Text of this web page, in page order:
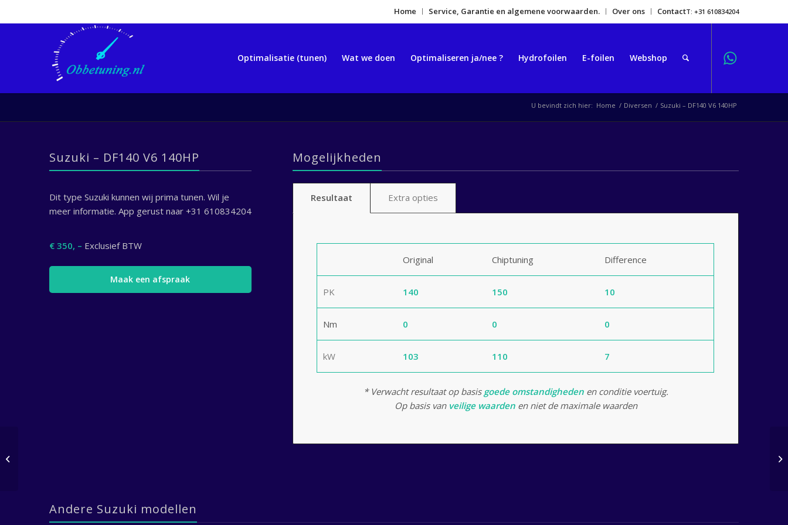
Home Service, Garantie en algemene voorwaarden. Over ons ContactT: +31 610834204
Optimalisatie (tunen) Wat we doen Optimaliseren ja/nee ? Hydrofoilen E-foilen Webshop
U bevindt zich hier: Home / Diversen / Suzuki – DF140 V6 140HP
Suzuki – DF140 V6 140HP
Dit type Suzuki kunnen wij prima tunen. Wil je
meer informatie. App gerust naar +31 610834204
€ 350, – Exclusief BTW
Maak een afspraak
Mogelijkheden
Resultaat Extra opties
Original Chiptuning Difference
PK 140 150 10
Nm 0 0 0
kW 103 110 7
* Verwacht resultaat op basis goede omstandighedenen conditie voertuig.
Op basis van veilige waardenen niet de maximale waarden
Andere Suzuki modellen